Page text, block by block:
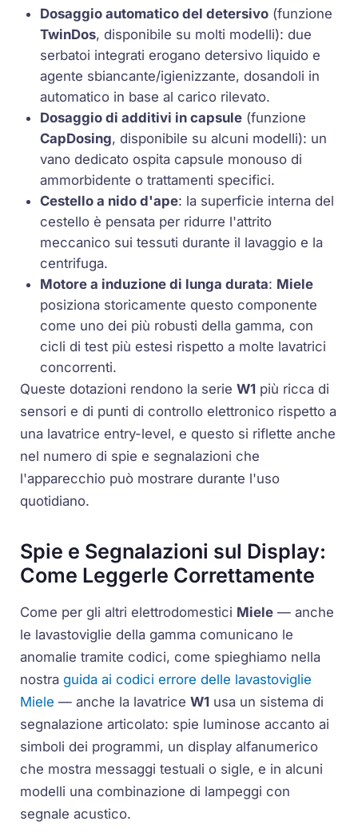
Dosaggio automatico del detersivo (funzione
TwinDos, disponibile su molti modelli): due
serbatoi integrati erogano detersivo liquido e
agente sbiancante/igienizzante, dosandoli in
automatico in base al carico rilevato.
Dosaggio di additivi in capsule (funzione
CapDosing, disponibile su alcuni modelli): un
vano dedicato ospita capsule monouso di
ammorbidente o trattamenti specifici.
Cestello a nido d'ape: la superficie interna del
cestello è pensata per ridurre l'attrito
meccanico sui tessuti durante il lavaggio e la
centrifuga.
Motore a induzione di lunga durata: Miele
posiziona storicamente questo componente
come uno dei più robusti della gamma, con
cicli di test più estesi rispetto a molte lavatrici
concorrenti.
Queste dotazioni rendono la serieW1 più ricca di
sensori e di punti di controllo elettronico rispetto a
una lavatrice entry-level, e questo si riflette anche
nel numero di spie e segnalazioni che
l'apparecchio può mostrare durante l'uso
quotidiano.
Spie e Segnalazioni sul Display:
Come Leggerle Correttamente
Come per gli altri elettrodomestici Miele — anche
le lavastoviglie della gamma comunicano le
anomalie tramite codici, come spieghiamo nella
nostraguida ai codici errore delle lavastoviglie
Miele — anche la lavatriceW1 usa un sistema di
segnalazione articolato: spie luminose accanto ai
simboli dei programmi, un display alfanumerico
che mostra messaggi testuali o sigle, e in alcuni
modelli una combinazione di lampeggi con
segnale acustico.